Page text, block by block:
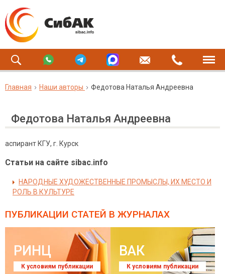
Главная Наши авторы Федотова Наталья Андреевна
Федотова Наталья Андреевна
аспирант КГУ, г. Курск
Статьи на сайте sibac.info
НАРОДНЫЕ ХУДОЖЕСТВЕННЫЕ ПРОМЫСЛЫ, ИХ МЕСТО И
РОЛЬ В КУЛЬТУРЕ
ПУБЛИКАЦИИ СТАТЕЙ В ЖУРНАЛАХ
РИНЦ
К условиям публикации
ВАК
К условиям публикации